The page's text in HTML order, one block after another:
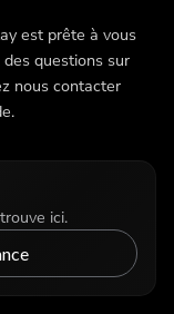
est prête à vous
questions sur
nous contacter
ici.